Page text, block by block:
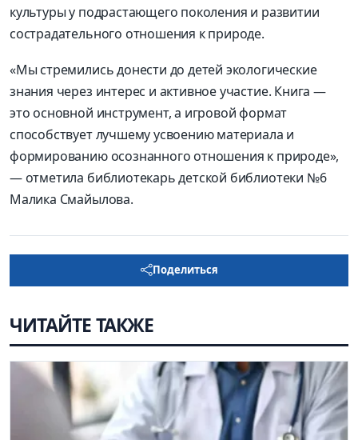
культуры у подрастающего поколения и развитии
сострадательного отношения к природе.
«Мы стремились донести до детей экологические
знания через интерес и активное участие. Книга —
это основной инструмент, а игровой формат
способствует лучшему усвоению материала и
формированию осознанного отношения к природе»,
— отметила библиотекарь детской библиотеки №6
Малика Смайылова.
Поделиться
ЧИТАЙТЕ ТАКЖЕ